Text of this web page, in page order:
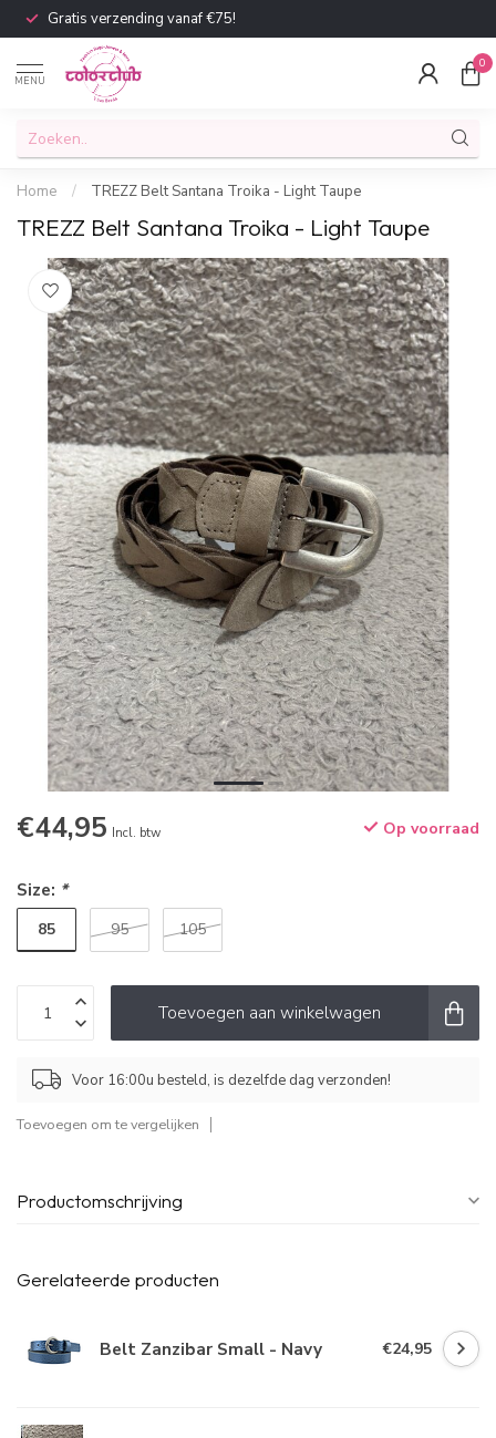
Gratis verzending vanaf €75!
MENU
0
Home / TREZZ Belt Santana Troika - Light Taupe
TREZZ Belt Santana Troika - Light Taupe
€44,95 Incl. btw Op voorraad
Size: *
85 95 105
Toevoegen aan winkelwagen
Voor 16:00u besteld, is dezelfde dag verzonden!
Toevoegen om te vergelijken
Productomschrijving
Gerelateerde producten
Belt Zanzibar Small - Navy €24,95